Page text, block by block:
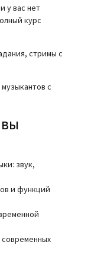
у вас нет
курс
стримы с
с
звук,
и функций
современных